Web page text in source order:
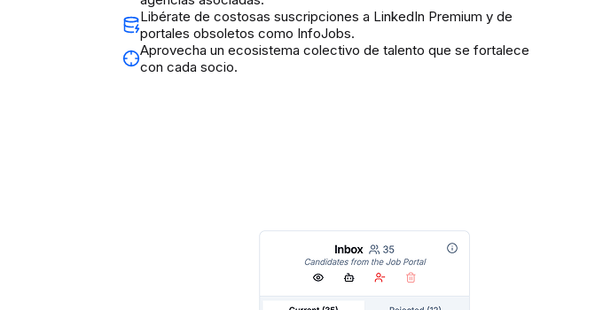
Libérate de costosas suscripciones a LinkedIn Premium y de
portales obsoletos como InfoJobs.
Aprovecha un ecosistema colectivo de talento que se fortalece
con cada socio.